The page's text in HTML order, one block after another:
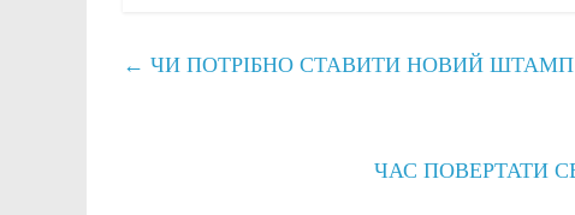
← ЧИ ПОТРІБНО СТАВИТИ НОВИЙ
ЧАС ПОВЕРТАТИ